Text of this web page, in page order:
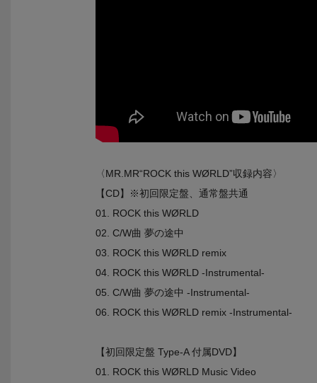
〈MR.MR“ROCK this WØRLD”収録内容〉
【CD】※初回限定盤、通常盤共通
01. ROCK this WØRLD
02. C/W曲 夢の途中
03. ROCK this WØRLD remix
04. ROCK this WØRLD -Instrumental-
05. C/W曲 夢の途中 -Instrumental-
06. ROCK this WØRLD remix -Instrumental-
【初回限定盤 Type-A 付属DVD】
01. ROCK this WØRLD Music Video